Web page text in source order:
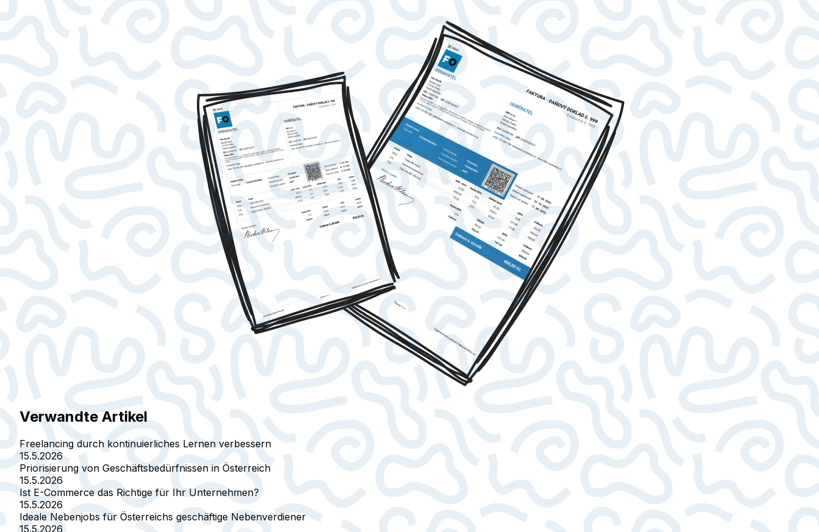
Verwandte Artikel
Freelancing durch kontinuierliches Lernen verbessern
15.5.2026
Priorisierung von Geschäftsbedürfnissen in Österreich
15.5.2026
Ist E-Commerce das Richtige für Ihr Unternehmen?
15.5.2026
Ideale Nebenjobs für Österreichs geschäftige Nebenverdiener
15.5.2026